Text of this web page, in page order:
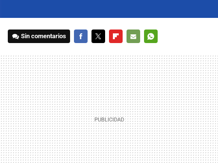
Sin comentarios
MAIL